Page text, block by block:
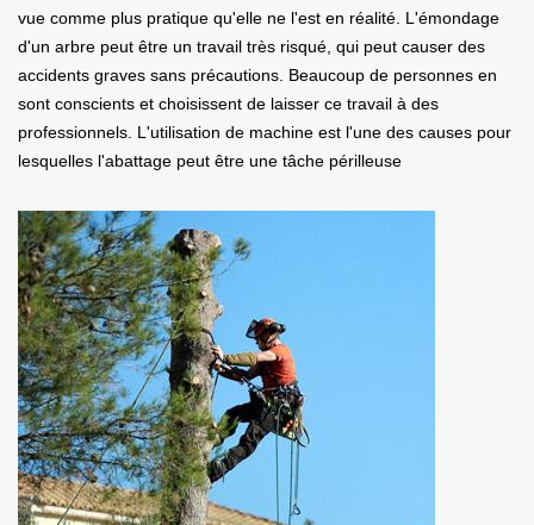
vue comme plus pratique qu'elle ne l'est en réalité. L'émondage
d'un arbre peut être un travail très risqué, qui peut causer des
accidents graves sans précautions. Beaucoup de personnes en
sont conscients et choisissent de laisser ce travail à des
professionnels. L'utilisation de machine est l'une des causes pour
lesquelles l'abattage peut être une tâche périlleuse